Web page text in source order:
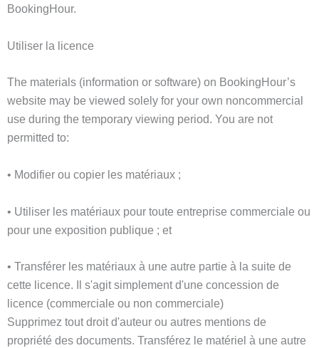
BookingHour.
Utiliser la licence
The materials (information or software) on BookingHour’s
website may be viewed solely for your own noncommercial
use during the temporary viewing period. You are not
permitted to:
• Modifier ou copier les matériaux ;
• Utiliser les matériaux pour toute entreprise commerciale ou
pour une exposition publique ; et
• Transférer les matériaux à une autre partie à la suite de
cette licence. Il s'agit simplement d'une concession de
licence (commerciale ou non commerciale)
Supprimez tout droit d'auteur ou autres mentions de
propriété des documents. Transférez le matériel à une autre